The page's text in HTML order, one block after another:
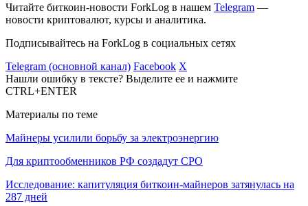
Читайте биткоин-новости ForkLog в нашем Telegram —
новости криптовалют, курсы и аналитика.
Подписывайтесь на ForkLog в социальных сетях
Telegram (основной канал) Facebook X
Нашли ошибку в тексте? Выделите ее и нажмите
CTRL+ENTER
Материалы по теме
Майнеры усилили борьбу за электроэнергию
Для криптообменников РФ создадут СРО
Исследование: капитуляция биткоин-майнеров затянулась на
287 дней